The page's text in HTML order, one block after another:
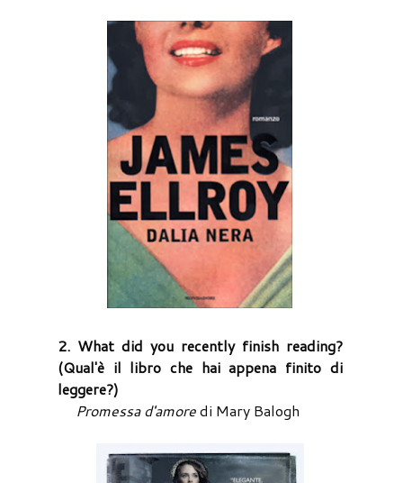
2. What did you recently finish reading?
(Qual'è il libro che hai appena finito di
leggere?)
Promessa d'amoredi Mary Balogh